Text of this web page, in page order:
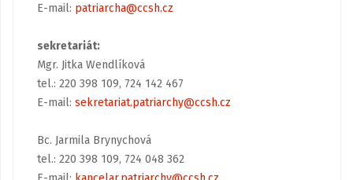
E-mail: patriarcha@ccsh.cz
sekretariát:
Mgr. Jitka Wendlíková
tel.: 220 398 109, 724 142 467
E-mail: sekretariat.patriarchy@ccsh.cz
Bc. Jarmila Brynychová
tel.: 220 398 109, 724 048 362